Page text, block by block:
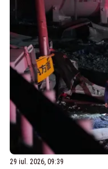
29 iul. 2026, 09:39